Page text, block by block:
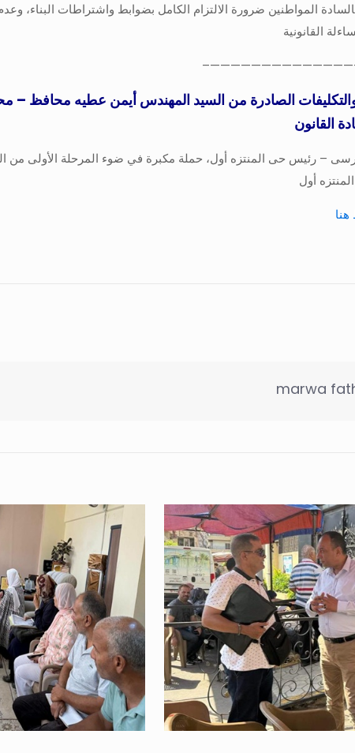
المواطنين ضرورة الالتزام الكامل بضوابط واشتراطات البناء،
القانونية
والتكليفات الصادرة من السيد المهندس أيمن عطيه محافظ –
القانون
أول
marwa